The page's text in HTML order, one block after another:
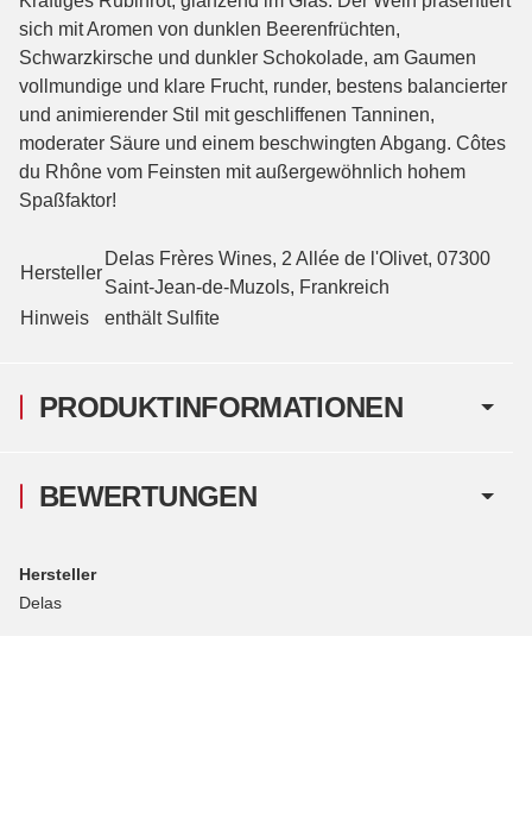
PRODUKTINFORMATIONEN
sich mit Aromen von dunklen Beerenfrüchten,
Schwarzkirsche und dunkler Schokolade, am Gaumen
vollmundige und klare Frucht, runder, bestens balancierter
und animierender Stil mit geschliffenen Tanninen,
moderater Säure und einem beschwingten Abgang. Côtes
du Rhône vom Feinsten mit außergewöhnlich hohem
Spaßfaktor!
Hersteller
Delas Frères Wines, 2 Allée de l'Olivet, 07300
Saint-Jean-de-Muzols, Frankreich
Hinweis
enthält Sulfite
BEWERTUNGEN
Hersteller
Delas